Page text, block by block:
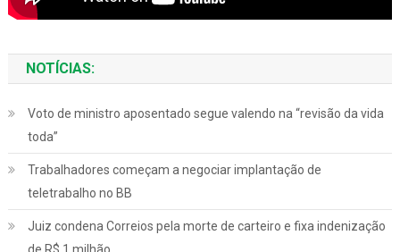
NOTÍCIAS:
Voto de ministro aposentado segue valendo na “revisão da vida
toda”
Trabalhadores começam a negociar implantação de
teletrabalho no BB
Juiz condena Correios pela morte de carteiro e fixa indenização